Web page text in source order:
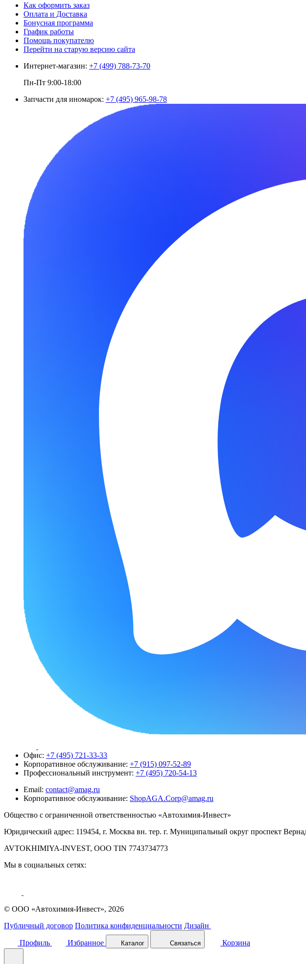
Как оформить заказ
Оплата и Доставка
Бонусная программа
График работы
Помощь покупателю
Перейти на старую версию сайта
Интернет-магазин: +7 (499) 788-73-70
Пн-Пт 9:00-18:00
Запчасти для иномарок: +7 (495) 965-98-78
Офис: +7 (495) 721-33-33
Корпоративное обслуживание: +7 (915) 097-52-89
Профессиональный инструмент: +7 (495) 720-54-13
Email: contact@amag.ru
Корпоративное обслуживание: ShopAGA.Corp@amag.ru
Общество с ограниченной ответственностью «Автохимия-Инвест»
Юридический адрес: 119454, г. Москва вн. тер. г. Муниципальный округ проспект
AVTOKHIMIYA-INVEST, OOO TIN 7743734773
Мы в социальных сетях:
© ООО «Автохимия-Инвест», 2026
Публичный договор Политика конфиденциальности Дизайн
Профиль Избранное Каталог Связаться Корзина